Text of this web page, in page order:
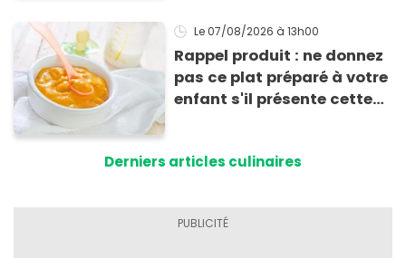
Le 07/08/2026 à 13h00
Rappel produit : ne donnez
pas ce plat préparé à votre
enfant s'il présente cette
Derniers articles culinaires